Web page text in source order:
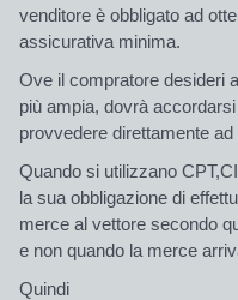
venditore è obbligato ad
assicurativa minima.
Ove il compratore desideri
più ampia, dovrà
provvedere direttamente
Quando si utilizzano
la sua obbligazione di
merce al vettore secondo
e non quando la merce
Quindi